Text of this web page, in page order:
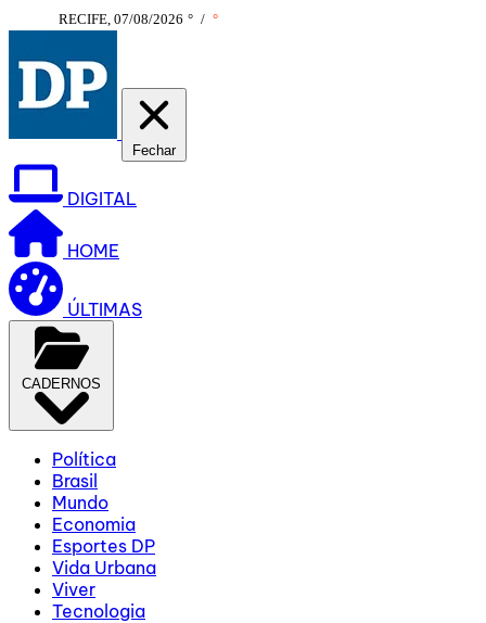
RECIFE, 07/08/2026 ° / °
Fechar
DIGITAL
HOME
ÚLTIMAS
CADERNOS
Política
Brasil
Mundo
Economia
Esportes DP
Vida Urbana
Viver
Tecnologia